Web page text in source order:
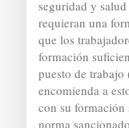
seguridad y
requieran una
que los
formación
puesto de
encomienda a
con su
norma